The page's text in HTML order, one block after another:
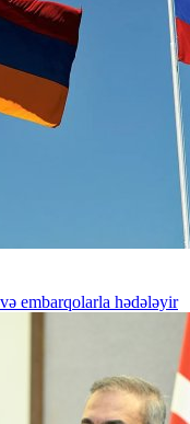
embarqolarla hədələyir